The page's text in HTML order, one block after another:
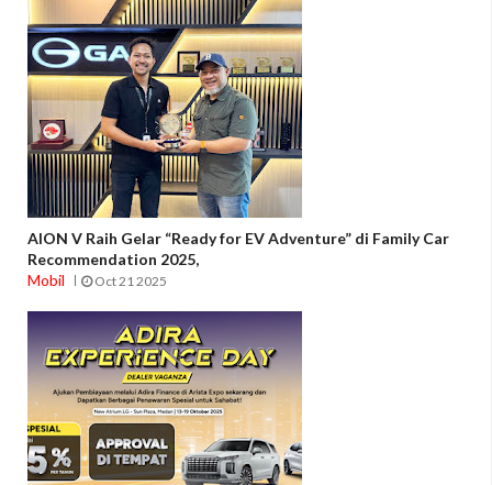
AION V Raih Gelar “Ready for EV Adventure” di Family Car
Recommendation 2025,
Mobil
Oct 21 2025